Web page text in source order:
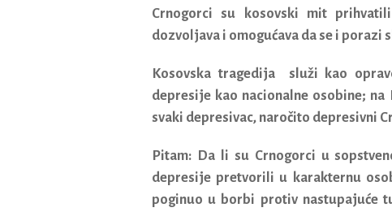
Crnogorci su kosovski mit
dozvoljava i omogućava da se i porazi
Kosovska tragedija služi kao
depresije kao nacionalne osobine; na
svaki depresivac, naročito depresivni
Pitam: Da li su Crnogorci u
depresije pretvorili u karakternu
poginuo u borbi protiv nastupajuće